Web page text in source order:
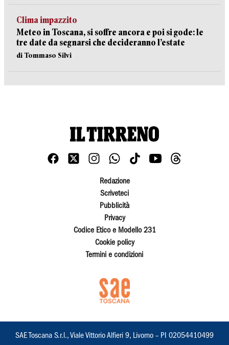
Clima impazzito
Meteo in Toscana, si soffre ancora e poi si gode: le
tre date da segnarsi che decideranno l’estate
di Tommaso Silvi
Redazione
Scriveteci
Pubblicità
Privacy
Codice Etico e Modello 231
Cookie policy
Termini e condizioni
SAE Toscana S.r.l., Viale Vittorio Alfieri 9, Livorno – PI 02054410499